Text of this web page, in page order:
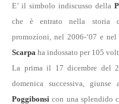
E’ il simbolo indiscusso della
che è entrato nella storia
promozioni, nel 2006-‘07 e
Scarpa ha indossato per 105
La prima il 17 dicembre del
domenica successiva,
Poggibonsicon una splendido